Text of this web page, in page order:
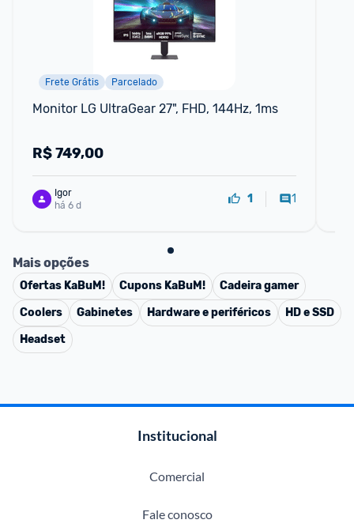
Frete Grátis Parcelado
Monitor LG UltraGear 27", FHD, 144Hz, 1ms
R$749,00
Igor
há 6 d
1 1
Mais opções
Ofertas KaBuM! Cupons KaBuM!
Cadeira gamer
Coolers
Gabinetes Hardware e periféricos
HD e SSD
Headset
Institucional
Comercial
Fale conosco